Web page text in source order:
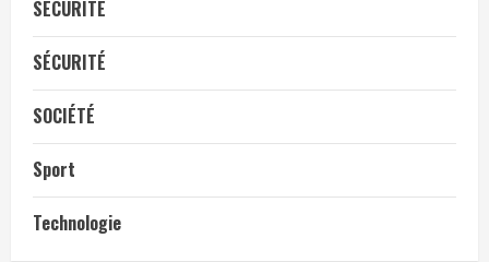
SÉCURITÉ
SÉCURITÉ
SOCIÉTÉ
Sport
Technologie